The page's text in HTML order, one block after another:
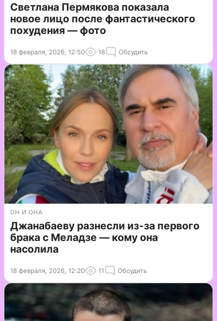
Светлана Пермякова показала
новое лицо после фантастического
похудения — фото
18 февраля, 2026, 12:50 18 Обсудить
ОН И ОНА
Джанабаеву разнесли из-за первого
брака с Меладзе — кому она
насолила
18 февраля, 2026, 12:20 11 Обсудить